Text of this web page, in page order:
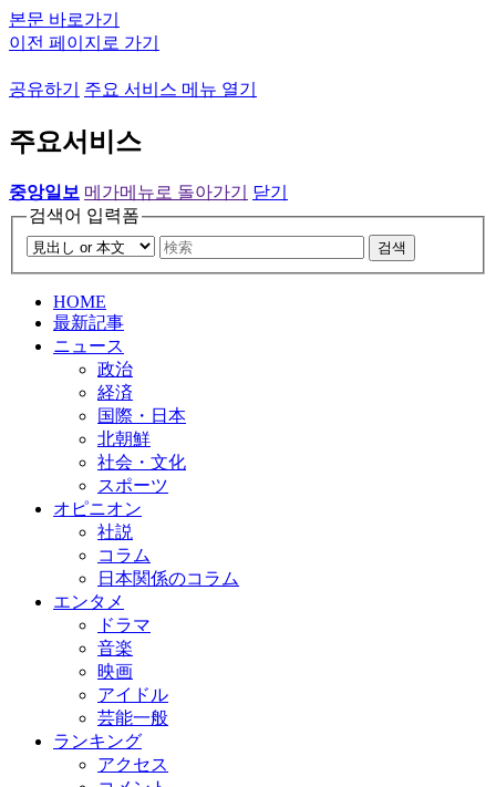
본문 바로가기
이전 페이지로 가기
공유하기 주요 서비스 메뉴 열기
주요서비스
중앙일보 메가메뉴로 돌아가기
닫기
검색어 입력폼
검색
HOME
最新記事
ニュース
政治
経済
国際・日本
北朝鮮
社会・文化
スポーツ
オピニオン
社説
コラム
日本関係のコラム
エンタメ
ドラマ
音楽
映画
アイドル
芸能一般
ランキング
アクセス